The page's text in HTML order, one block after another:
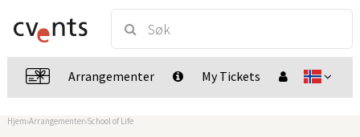
Arrangementer My Tickets
Hjem Arrangementer School of Life